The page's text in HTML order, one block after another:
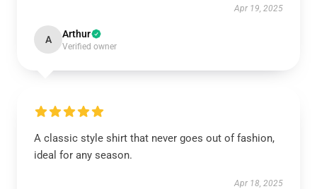
Apr 19, 2025
A Arthur
Verified owner
A classic style shirt that never goes out of fashion,
ideal for any season.
Apr 18, 2025